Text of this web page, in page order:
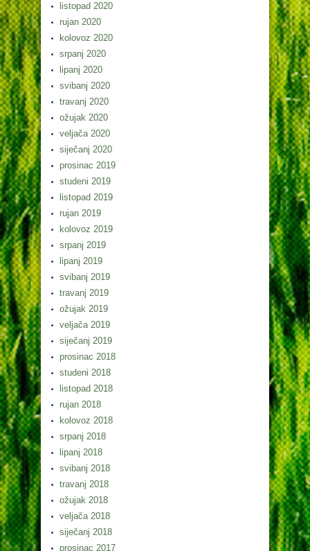
listopad 2020
rujan 2020
kolovoz 2020
srpanj 2020
lipanj 2020
svibanj 2020
travanj 2020
ožujak 2020
veljača 2020
siječanj 2020
prosinac 2019
studeni 2019
listopad 2019
rujan 2019
kolovoz 2019
srpanj 2019
lipanj 2019
svibanj 2019
travanj 2019
ožujak 2019
veljača 2019
siječanj 2019
prosinac 2018
studeni 2018
listopad 2018
rujan 2018
kolovoz 2018
srpanj 2018
lipanj 2018
svibanj 2018
travanj 2018
ožujak 2018
veljača 2018
siječanj 2018
prosinac 2017